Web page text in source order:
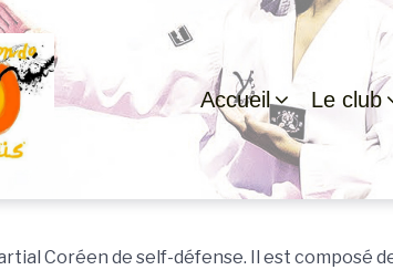
Accueil Le club
Coréen de self-défense. Il est composé